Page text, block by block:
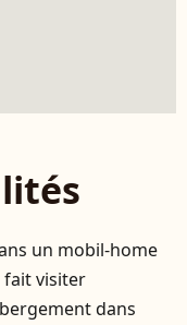
un mobil-home
fait visiter
dans